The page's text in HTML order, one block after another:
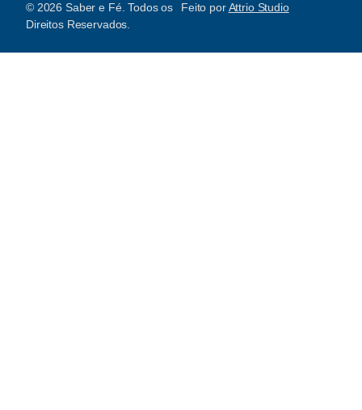
© 2026 Saber e Fé. Todos os
Direitos Reservados.
Feito porAttrio Studio